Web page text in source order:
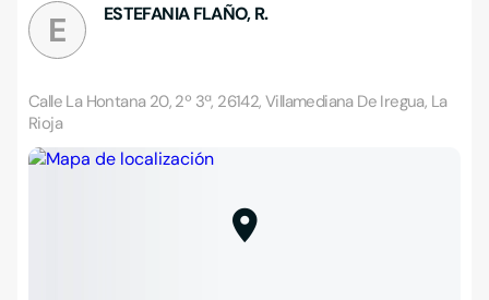
E ESTEFANIA FLAÑO, R.
Calle La Hontana 20, 2º 3ª, 26142, Villamediana De Iregua, La
Rioja